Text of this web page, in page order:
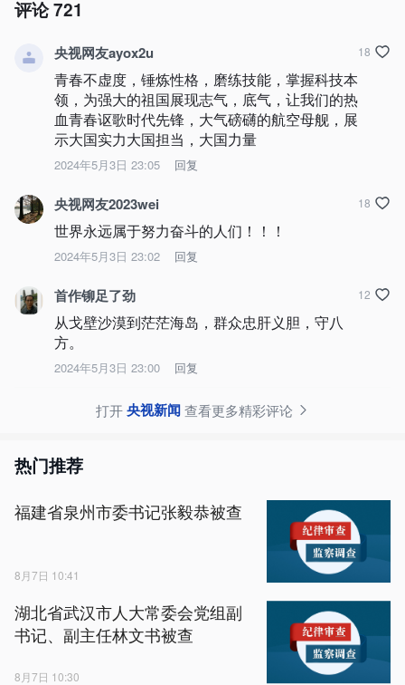
评论721
央视网友ayox2u
青春不虚度，锤炼性格，磨练技能，掌握科技本
领，为强大的祖国展现志气，底气，让我们的热
血青春讴歌时代先锋，大气磅礴的航空母舰，展
示大国实力大国担当，大国力量
2024年5月3日 23:05 回复
18
央视网友2023wei
世界永远属于努力奋斗的人们！！！
2024年5月3日 23:02 回复
18
首作铆足了劲
从戈壁沙漠到茫茫海岛，群众忠肝义胆，守八
方。
2024年5月3日 23:00 回复
12
打开央视新闻查看更多精彩评论
热门推荐
福建省泉州市委书记张毅恭被查
8月7日 10:41
湖北省武汉市人大常委会党组副
书记、副主任林文书被查
8月7日 10:30